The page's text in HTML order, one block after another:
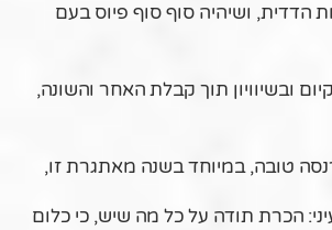
הדדית, ושיהיה סוף סוף פיוס בעם
ובשיוויון תוך קבלת האחר והשונה,
טובה, במיוחד בשנה מאתגרת זו,
הכרת תודה על כל מה שיש, כי כלום